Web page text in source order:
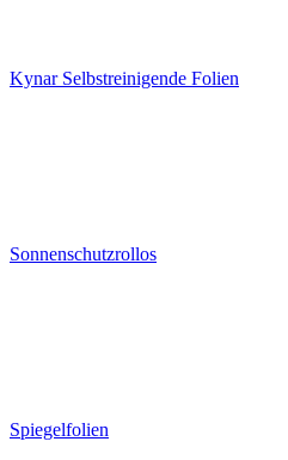
Kynar Selbstreinigende Folien
Sonnenschutzrollos
Spiegelfolien